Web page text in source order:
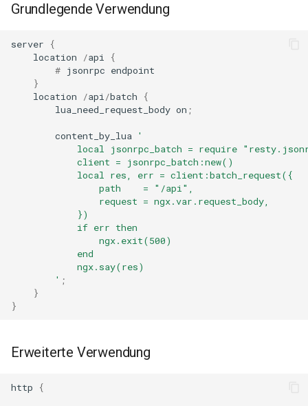
cookie-flag
cookie-limit
coolkit
dynamic-limit-req
error-log-write
eval
Grundlegende Verwendung
server
{
location
/api
{
# jsonrpc endpoint
}
location
/api /batch
{
lua_need_request_body on ;
content_by_lua
'
local jsonrpc_batch = require
            client = jsonrpc_batch:new()
            local res, err = client:batch_request({
                path    = "/api",
                request = ngx.var.request_body,
            })
            if err then
                ngx.exit(500)
            end
            ngx.say(res)
        '
;
}
}
Erweiterte Verwendung
http {